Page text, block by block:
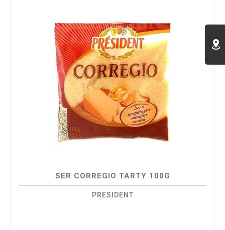
SER CORREGIO TARTY 100G
PRESIDENT